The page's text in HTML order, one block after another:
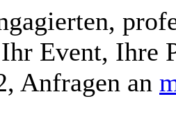
Event, Ihre
Anfragen an